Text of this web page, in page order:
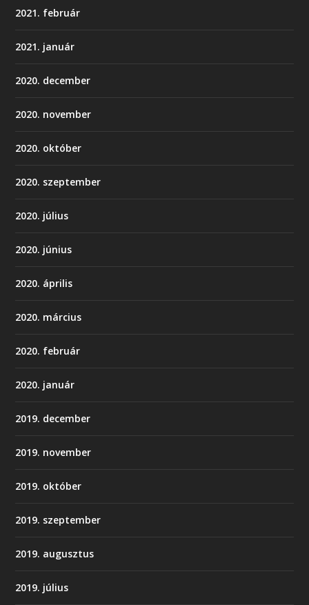
2021. február
2021. január
2020. december
2020. november
2020. október
2020. szeptember
2020. július
2020. június
2020. április
2020. március
2020. február
2020. január
2019. december
2019. november
2019. október
2019. szeptember
2019. augusztus
2019. július